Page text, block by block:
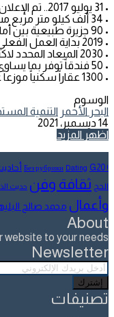
• 31 يوليو 2017.. تم الإعلان عنه
• 34 ألف كيلو متر مربع مساحته الإجمالية
• 90 جزيرة طبيعية بين أملج والوجه
• 2019 بداية العمل الفعلي بالمشروع
• 2030 الميعاد المحدد لاكتماله
• 50 فندقاً توفر بما يساوى 8000 غرفة فندقية
• 1300 عقاراً سكنياً موزعاً على 22 جزيرة
الوسوم
البحر الأحمر التنمية
14 ديسمبر، 2021
فيسبوك
تويتر
لينكدإن
واتساب
تيلقرام
مشاركة
طباعة
اظهر المزيد
! Без рубрики
Dating G20
الحج ثقافة وفن حديث
وأعمال محمد صالح
About
to your needs.
Newsletter
أدخل
بريدك
الإلكتروني
تصنيفات